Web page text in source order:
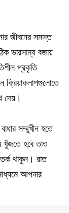
জীবনের সমস্ত
ভারসাম্য বজায়
প্রকৃতি
ক্রিয়াকলাপগুলোতে
দেয়।
সম্মুখীন হতে
খুঁজতে হবে তাও
থাকুন। রাত
আপনার